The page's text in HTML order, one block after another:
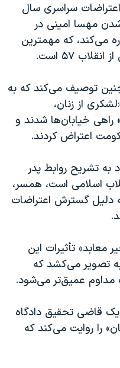
سراسری سال
شدن مهسا امینی در
می‌کند، که مهمترین
۵۷ است.
توصیف می‌کند که به
از زنان،
راهی خیابان‌ها شدند و
اعتراض کردند.
به تشریح روابط پدر
اسلامی است، همسر،
دلیل گسترش اعتراضات
معابد» تأثیرات این‌
به تصویر می‌کشد که
عمیق‌تر‌ می‌شود.
یک قاضی تحقیق دادگاه
را روایت می‌کند که